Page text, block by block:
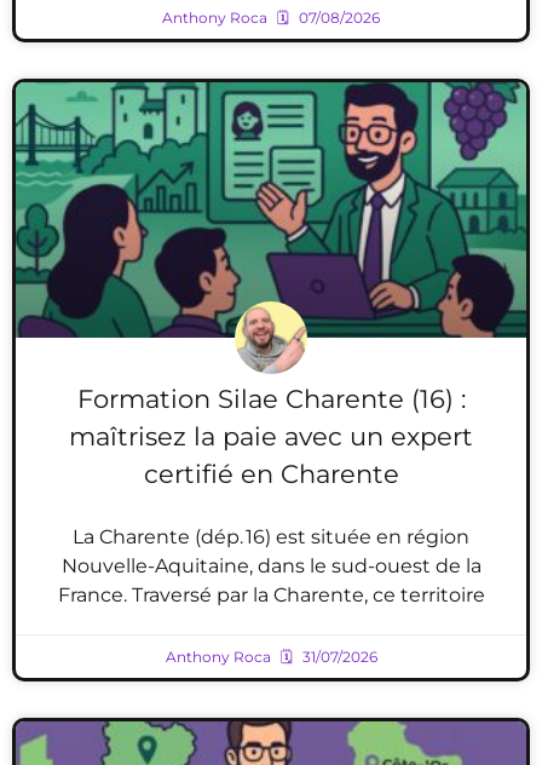
Anthony Roca 07/08/2026
Formation Silae Charente (16) :
maîtrisez la paie avec un expert
certifié en Charente
La Charente (dép. 16) est située en région
Nouvelle-Aquitaine, dans le sud-ouest de la
France. Traversé par la Charente, ce territoire
Anthony Roca 31/07/2026